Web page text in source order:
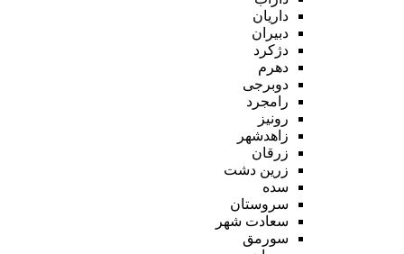
داریان
دبیران
دژکرد
دهرم
دوبرجی
رامجرد
رونیز
زاهدشهر
زرقان
زرین دشت
سده
سروستان
سعادت شهر
سورمق